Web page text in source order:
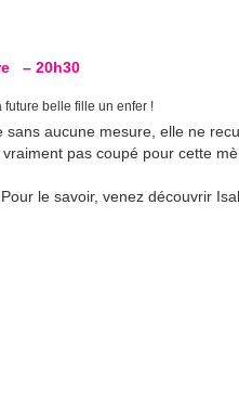
– 20h30
future belle fille un enfer !
aucune mesure, elle ne
pas coupé pour cette
le savoir, venez découvrir